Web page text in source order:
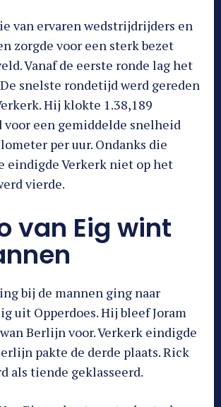
van ervaren wedstrijdrijders en
zorgde voor een sterk bezet
Vanaf de eerste ronde lag het
snelste rondetijd werd gereden
Hij klokte 1.38,189
voor een gemiddelde snelheid
per uur. Ondanks die
eindigde Verkerk niet op het
vierde.
van Eig wint
bij de mannen ging naar
uit Opperdoes. Hij bleef Joram
Berlijn voor. Verkerk eindigde
pakte de derde plaats. Rick
als tiende geklasseerd.